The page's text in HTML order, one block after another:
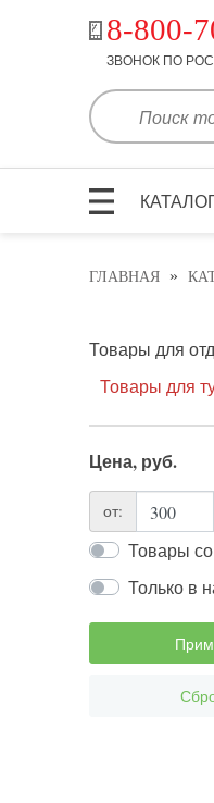
8-800-
ЗВОНОК ПО
ГЛАВНАЯ »
Товары для
Товары для
Цена, руб.
от:
Товары со
Только в